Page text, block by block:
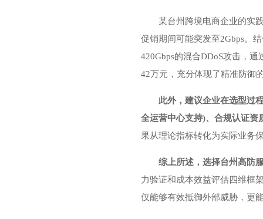
某台州跨境电商企业的实
促销期间可能突发至2Gbps。
420Gbps的混合DDoS攻击，
42万元，充分体现了精准防御
此外，建议企业在选型过
全运营中心支持)、合规认证资
果从理论指标转化为实际业务
综上所述， 选择台州高防
力验证和成本效益评估四维框
仅能够有效抵御外部威胁，更